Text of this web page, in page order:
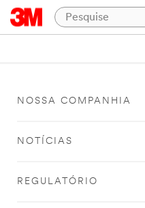
NOSSA COMPANHIA
NOTÍCIAS
REGULATÓRIO